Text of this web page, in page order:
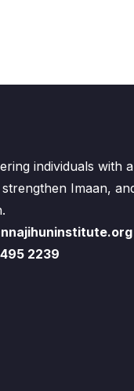
individuals with
Imaan,
2239